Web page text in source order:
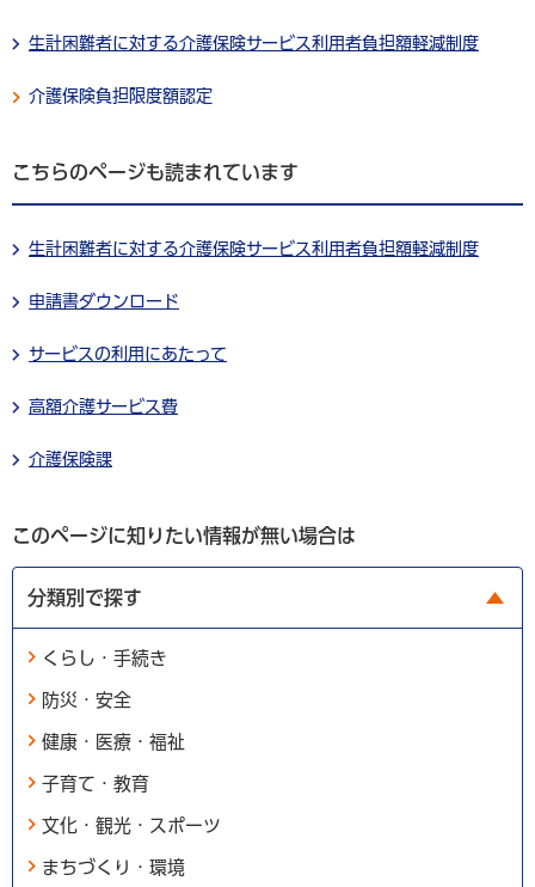
生計困難者に対する介護保険サービス利用者負担額軽減制度
介護保険負担限度額認定
こちらのページも読まれています
生計困難者に対する介護保険サービス利用者負担額軽減制度
申請書ダウンロード
サービスの利用にあたって
高額介護サービス費
介護保険課
このページに知りたい情報が無い場合は
分類別で探す
くらし・手続き
防災・安全
健康・医療・福祉
子育て・教育
文化・観光・スポーツ
まちづくり・環境